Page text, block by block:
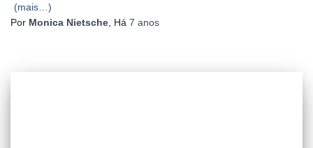
(mais…)
Por Monica Nietsche , Há 7 anos